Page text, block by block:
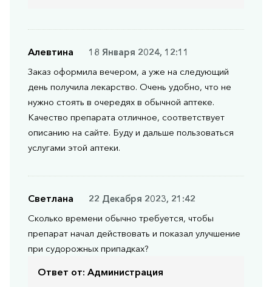
Алевтина
18 Января 2024, 12:11
Заказ оформила вечером, а уже на следующий
день получила лекарство. Очень удобно, что не
нужно стоять в очередях в обычной аптеке.
Качество препарата отличное, соответствует
описанию на сайте. Буду и дальше пользоваться
услугами этой аптеки.
Светлана
22 Декабря 2023, 21:42
Сколько времени обычно требуется, чтобы
препарат начал действовать и показал улучшение
при судорожных припадках?
Ответ от: Администрация